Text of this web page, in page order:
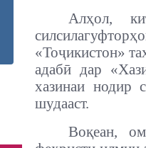
Алҳол,
«Тоҷикистон»
адабӣ дар
хазинаи нодир
шудааст.
Воқеан,